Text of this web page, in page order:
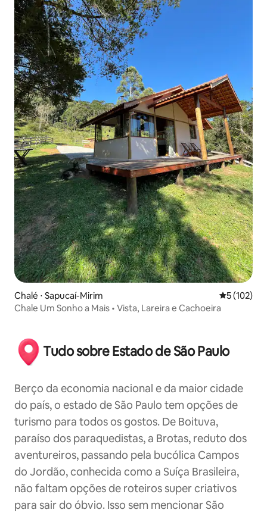
Chalé ⋅ Sapucaí-Mirim 5 de uma
5 (102)
Chale Um Sonho a Mais • Vista, Lareira e Cachoeira
Tudo sobre Estado de São Paulo
Berço da economia nacional e da maior cidade
do país, o estado de São Paulo tem opções de
turismo para todos os gostos. De Boituva,
paraíso dos paraquedistas, a Brotas, reduto dos
aventureiros, passando pela bucólica Campos
do Jordão, conhecida como a Suíça Brasileira,
não faltam opções de roteiros super criativos
para sair do óbvio. Isso sem mencionar São